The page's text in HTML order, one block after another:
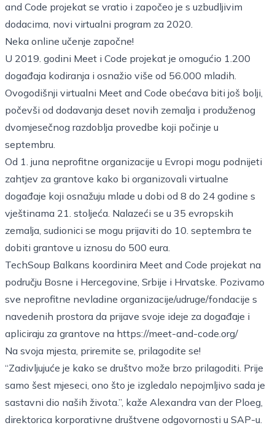
and Code projekat se vratio i započeo je s uzbudljivim
dodacima, novi virtualni program za 2020.
Neka online učenje započne!
U 2019. godini Meet i Code projekat je omogućio 1.200
događaja kodiranja i osnažio više od 56.000 mladih.
Ovogodišnji virtualni Meet and Code obećava biti još bolji,
počevši od dodavanja deset novih zemalja i produženog
dvomjesečnog razdoblja provedbe koji počinje u
septembru.
Od 1. juna neprofitne organizacije u Evropi mogu podnijeti
zahtjev za grantove kako bi organizovali virtualne
događaje koji osnažuju mlade u dobi od 8 do 24 godine s
vještinama 21. stoljeća. Nalazeći se u 35 evropskih
zemalja, sudionici se mogu prijaviti do 10. septembra te
dobiti grantove u iznosu do 500 eura.
TechSoup Balkans koordinira Meet and Code projekat na
području Bosne i Hercegovine, Srbije i Hrvatske. Pozivamo
sve neprofitne nevladine organizacije/udruge/fondacije s
navedenih prostora da prijave svoje ideje za događaje i
apliciraju za grantove na https://meet-and-code.org/
Na svoja mjesta, priremite se, prilagodite se!
“Zadivljujuće je kako se društvo može brzo prilagoditi. Prije
samo šest mjeseci, ono što je izgledalo nepojmljivo sada je
sastavni dio naših života.”, kaže Alexandra van der Ploeg,
direktorica korporativne društvene odgovornosti u SAP-u.